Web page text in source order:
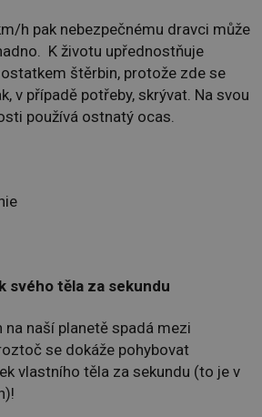
h pak nebezpečnému dravci může
K životu upřednostňuje
štěrbin, protože zde se
v případě potřeby, skrývat. Na svou
používá ostnatý ocas.
svého těla za sekundu
naší planetě spadá mezi
se dokáže pohybovat
vlastního těla za sekundu (to je v